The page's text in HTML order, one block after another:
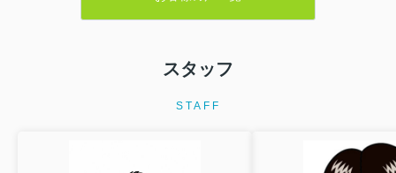
ありませんでした。
す。ありがとうござい
スタッフ
STAFF